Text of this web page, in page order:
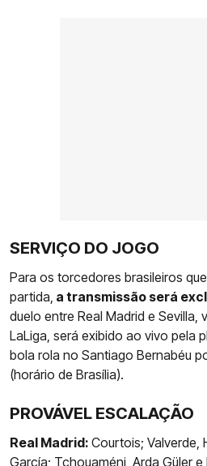
SERVIÇO DO JOGO
Para os torcedores brasileiros
partida, a transmissão será
duelo entre Real Madrid e Sevilla,
LaLiga, será exibido ao vivo pela
bola rola no Santiago Bernabéu
(horário de Brasília).
PROVÁVEL ESCALAÇÃO
Real Madrid: Courtois; Valverde,
García; Tchouaméni, Arda Güler e